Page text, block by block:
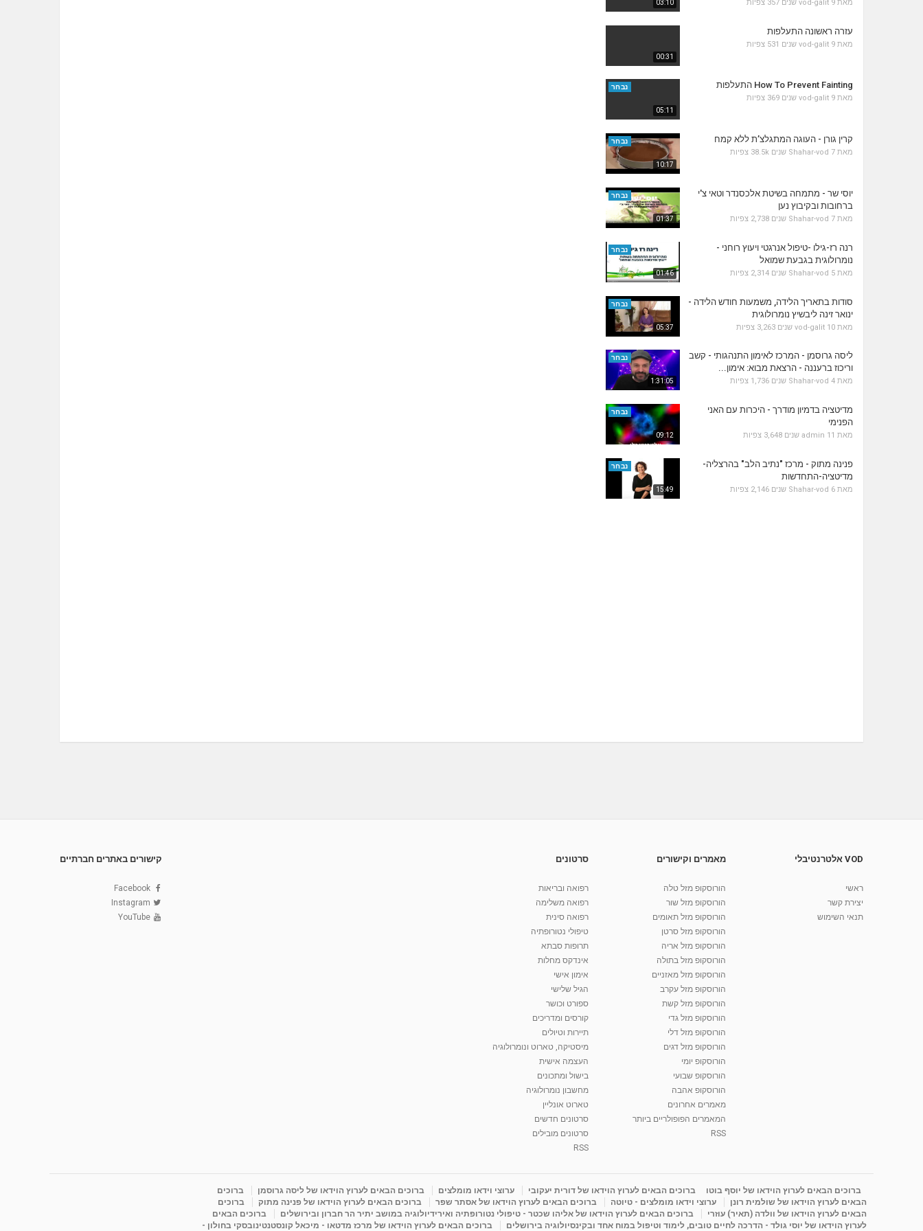
03:10 מאת vod-galit 9 שנים 357 צפיות
00:31
עזרה ראשונה התעלפות
מאת vod-galit 9 שנים 531 צפיות
05:11
נבחר How To Prevent Fainting התעלפות
מאת vod-galit 9 שנים 369 צפיות
10:17
נבחר קרין גורן - העוגה המתגלצ’ת ללא קמח
מאת Shahar-vod 7 שנים 38.5k צפיות
01:37
נבחר
יוסי שר - מתמחה בשיטת אלכסנדר וטאי צ'י
ברחובות ובקיבוץ נען
מאת Shahar-vod 7 שנים 2,738 צפיות
01:46
נבחר
רנה רז-גילו -טיפול אנרגטי ויעוץ רוחני -
נומרולוגית בגבעת שמואל
מאת Shahar-vod 5 שנים 2,314 צפיות
05:37
נבחר
סודות בתאריך הלידה, משמעות חודש הלידה -
ינואר זינה ליבשיץ נומרולוגית
מאת vod-galit 10 שנים 3,263 צפיות
1:31:05
נבחר
ליסה גרוסמן - המרכז לאימון התנהגותי - קשב
וריכוז ברעננה - הרצאת מבוא: אימון...
מאת Shahar-vod 4 שנים 1,736 צפיות
09:12
נבחר
מדיטציה בדמיון מודרך - היכרות עם האני
הפנימי
מאת admin 11 שנים 3,648 צפיות
15:49
נבחר
פנינה מתוק - מרכז "נתיב הלב" בהרצליה-
מדיטציה-התחדשות
מאת Shahar-vod 6 שנים 2,146 צפיות
VOD אלטרנטיבלי
ראשי
יצירת קשר
תנאי השימוש
מאמרים וקישורים
הורוסקופ מזל טלה
הורוסקופ מזל שור
הורוסקופ מזל תאומים
הורוסקופ מזל סרטן
הורוסקופ מזל אריה
הורוסקופ מזל בתולה
הורוסקופ מזל מאזניים
הורוסקופ מזל עקרב
הורוסקופ מזל קשת
הורוסקופ מזל גדי
הורוסקופ מזל דלי
הורוסקופ מזל דגים
הורוסקופ יומי
הורוסקופ שבועי
הורוסקופ אהבה
מאמרים אחרונים
המאמרים הפופולריים ביותר
RSS
סרטונים
רפואה ובריאות
רפואה משלימה
רפואה סינית
טיפולי נטורופתיה
תרופות סבתא
אינדקס מחלות
אימון אישי
הגיל שלישי
ספורט וכושר
קורסים ומדריכים
תיירות וטיולים
מיסטיקה, טארוט ונומרולוגיה
העצמה אישית
בישול ומתכונים
מחשבון נומרולוגיה
טארוט אונליין
סרטונים חדשים
סרטונים מובילים
RSS
קישורים באתרים חברתיים
Facebook
Instagram
YouTube
ברוכים הבאים לערוץ הוידאו של יוסף בוטו ברוכים הבאים לערוץ הוידאו של דורית יעקובי ערוצי וידאו מומלצים ברוכים הבאים לערוץ הוידאו של ליסה גרוסמן
ברוכים
הבאים לערוץ הוידאו של שולמית רונן
ערוצי וידאו מומלצים - טיוטה ברוכים הבאים לערוץ הוידאו של אסתר שפר ברוכים הבאים לערוץ הוידאו של פנינה מתוק
ברוכים
הבאים לערוץ הוידאו של וולדה (תאיר) עוזרי
ברוכים הבאים לערוץ הוידאו של אליהו שכטר - טיפולי נטורופתיה ואירידיולוגיה במושב יתיר הר חברון ובירושלים
ברוכים הבאים
לערוץ הוידאו של יוסי גולד - הדרכה לחיים טובים, לימוד וטיפול במוח אחד ובקינסיולוגיה בירושלים
ברוכים הבאים לערוץ הוידאו של מרכז מדטאו - מיכאל קונסטנטינובסקי בחולון -